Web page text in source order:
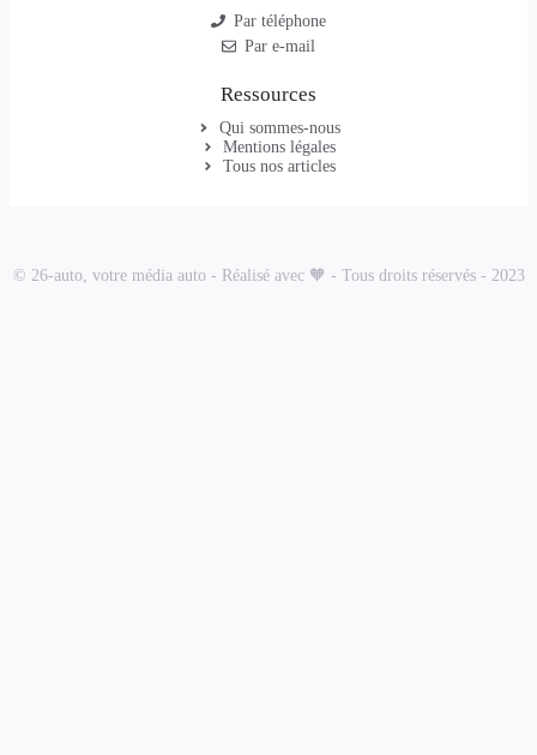
Par téléphone
Par e-mail
Ressources
Qui sommes-nous
Mentions légales
Tous nos articles
© 26-auto, votre média auto - Réalisé avec 🧡 - Tous droits réservés - 2023